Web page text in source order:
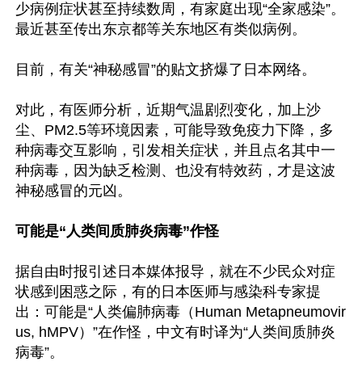
少病例症状甚至持续数周，有家庭出现“全家感染”。
最近甚至传出东京都等关东地区有类似病例。
目前，有关“神秘感冒”的贴文挤爆了日本网络。
对此，有医师分析，近期气温剧烈变化，加上沙
尘、PM2.5等环境因素，可能导致免疫力下降，多
种病毒交互影响，引发相关症状，并且点名其中一
种病毒，因为缺乏检测、也没有特效药，才是这波
神秘感冒的元凶。
可能是“人类间质肺炎病毒”作怪
据自由时报引述日本媒体报导，就在不少民众对症
状感到困惑之际，有的日本医师与感染科专家提
出：可能是“人类偏肺病毒（Human Metapneumovir
us, hMPV）”在作怪，中文有时译为“人类间质肺炎
病毒”。